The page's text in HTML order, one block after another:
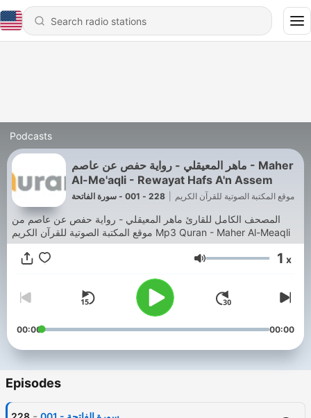
Podcasts
ماهر المعيقلي - رواية حفص عن عاصم - Maher
Al-Me'aqli - Rewayat Hafs A'n Assem
موقع المكتبة الصوتية للقرآن الكريم 228 - 001 - سورة الفاتحة
المصحف الكامل للقارئ ماهر المعيقلي - رواية حفص عن عاصم من
موقع المكتبة الصوتية للقرآن الكريم Mp3 Quran - Maher Al-Meaqli
Volume 1 x
00:00 00:00
Episodes